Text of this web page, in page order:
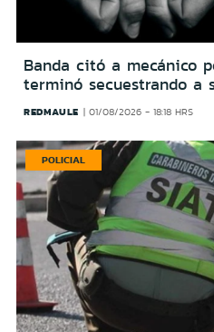
Banda citó a mecánico
terminó secuestrando a
REDMAULE 01/08/2026 - 18:18 HRS
POLICIAL